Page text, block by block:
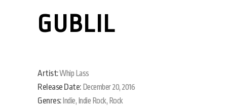
GUBLIL
Artist:Whip Lass
Release Date: December 20, 2016
Genres: Indie, Indie Rock, Rock